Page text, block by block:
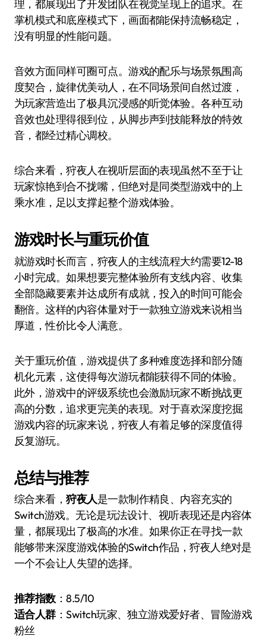
理，都展现出了开发团队在视觉呈现上的追求。在
掌机模式和底座模式下，画面都能保持流畅稳定，
没有明显的性能问题。
音效方面同样可圈可点。游戏的配乐与场景氛围高
度契合，旋律优美动人，在不同场景间自然过渡，
为玩家营造出了极具沉浸感的听觉体验。各种互动
音效也处理得很到位，从脚步声到技能释放的特效
音，都经过精心调校。
综合来看，狩夜人在视听层面的表现虽然不至于让
玩家惊艳到合不拢嘴，但绝对是同类型游戏中的上
乘水准，足以支撑起整个游戏体验。
游戏时长与重玩价值
就游戏时长而言，狩夜人的主线流程大约需要12-18
小时完成。如果想要完整体验所有支线内容、收集
全部隐藏要素并达成所有成就，投入的时间可能会
翻倍。这样的内容体量对于一款独立游戏来说相当
厚道，性价比令人满意。
关于重玩价值，游戏提供了多种难度选择和部分随
机化元素，这使得每次游玩都能获得不同的体验。
此外，游戏中的评级系统也会激励玩家不断挑战更
高的分数，追求更完美的表现。对于喜欢深度挖掘
游戏内容的玩家来说，狩夜人有着足够的深度值得
反复游玩。
总结与推荐
综合来看，狩夜人是一款制作精良、内容充实的
Switch游戏。无论是玩法设计、视听表现还是内容体
量，都展现出了极高的水准。如果你正在寻找一款
能够带来深度游戏体验的Switch作品，狩夜人绝对是
一个不会让人失望的选择。
推荐指数：8.5/10
适合人群：Switch玩家、独立游戏爱好者、冒险游戏
粉丝